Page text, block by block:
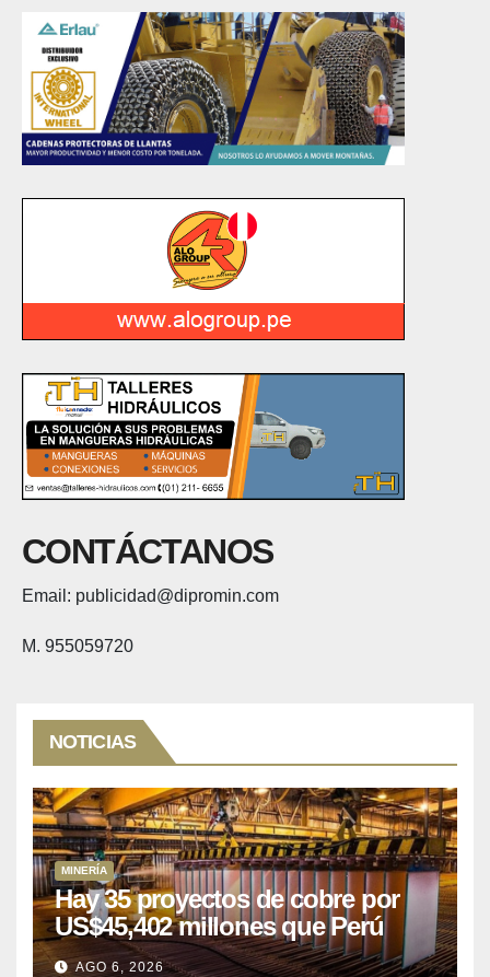
CONTÁCTANOS
Email: publicidad@dipromin.com
M. 955059720
NOTICIAS
MINERÍA
Hay 35 proyectos de cobre por
US$45,402 millones que Perú
puede aprovechar
AGO 6, 2026